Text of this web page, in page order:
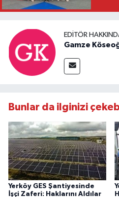
EDITÖR
Gamze
Bunlar da ilginizi
Yerköy GES Şantiyesinde
İşçi Zaferi: Haklarını Aldılar